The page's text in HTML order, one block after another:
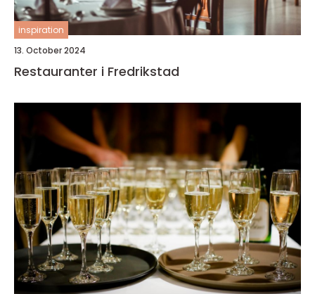
inspiration
13. October 2024
Restauranter i Fredrikstad